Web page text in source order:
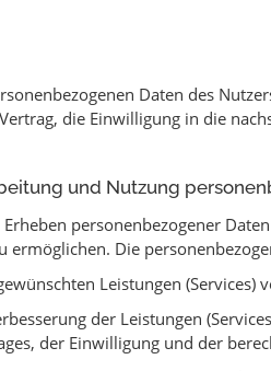
Daten des
die Einwilligung in die
und Nutzung
Erheben personenbezogener
ermöglichen. Die
Leistungen (Services)
der Leistungen
der Einwilligung und der